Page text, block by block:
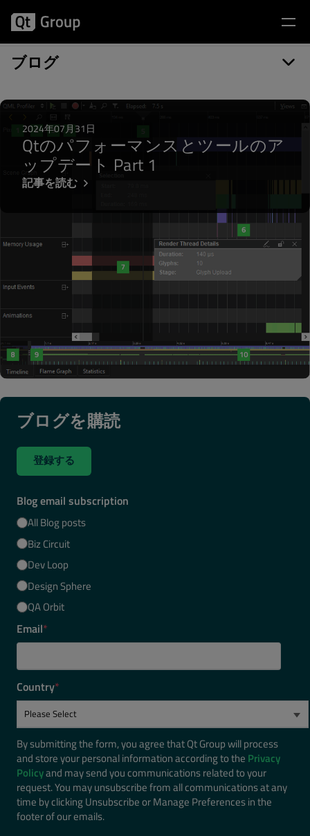
ブログ
執筆者: Veli-Pekka Heinonen
2024年07月31日
Qtのパフォーマンスとツールのア
ップデート Part 1
記事を読む
ブログを購読
登録する
Blog email subscription
All Blog posts
Biz Circuit
Dev Loop
Design Sphere
QA Orbit
Email*
Country*
By submitting the form, you agree that Qt Group will process
and store your personal information according to the Privacy
Policyand may send you communications related to your
request. You may unsubscribe from all communications at any
time by clicking Unsubscribe or Manage Preferences in the
footer of our emails.